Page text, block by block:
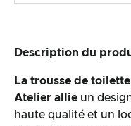
Description du
La trousse de
Atelier allie un
haute qualité et un